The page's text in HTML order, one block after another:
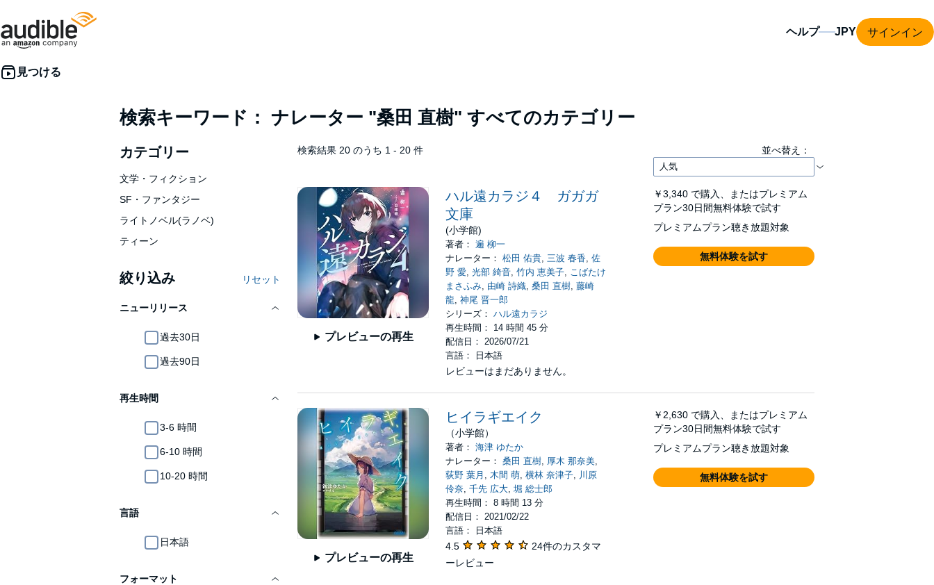
ヘルプ サインイン
検索キーワード： ナレーター "桑田 直樹" すべてのカテゴリー
カテゴリー
文学・フィクション
SF・ファンタジー
ライトノベル(ラノベ)
ティーン
絞り込み リセット
ニューリリース
過去30日
過去90日
再生時間
3-6 時間
6-10 時間
10-20 時間
言語
日本語
フォーマット
検索結果 20 のうち 1 - 20 件 並べ替え：
プレビューの再生
ハル遠カラジ４ ガガガ
文庫
(小学館)
著者：遍 柳一
ナレーター：松田 佑貴,三波 春香,佐
野 愛,光部 綺音,竹内 恵美子, こばたけ
まさふみ, 由崎 詩織,桑田 直樹,藤崎
龍,神尾 晋一郎
シリーズ：ハル遠カラジ
再生時間： 14 時間 45 分
配信日： 2026/07/21
言語： 日本語
レビューはまだありません。
￥3,340 で購入、またはプレミアム
プラン30日間無料体験で試す
プレミアムプラン聴き放題対象
無料体験を試す
プレビューの再生
ヒイラギエイク
（小学館）
著者：海津 ゆたか
ナレーター：桑田 直樹, 厚木 那奈美,
荻野 葉月 ,木間 萌,横林 奈津子, 川原
伶奈,千先 広大,堀 総士郎
再生時間： 8 時間 13 分
配信日： 2021/02/22
言語： 日本語
4.5
24件のカスタマ
ーレビュー
￥2,630 で購入、またはプレミアム
プラン30日間無料体験で試す
プレミアムプラン聴き放題対象
無料体験を試す